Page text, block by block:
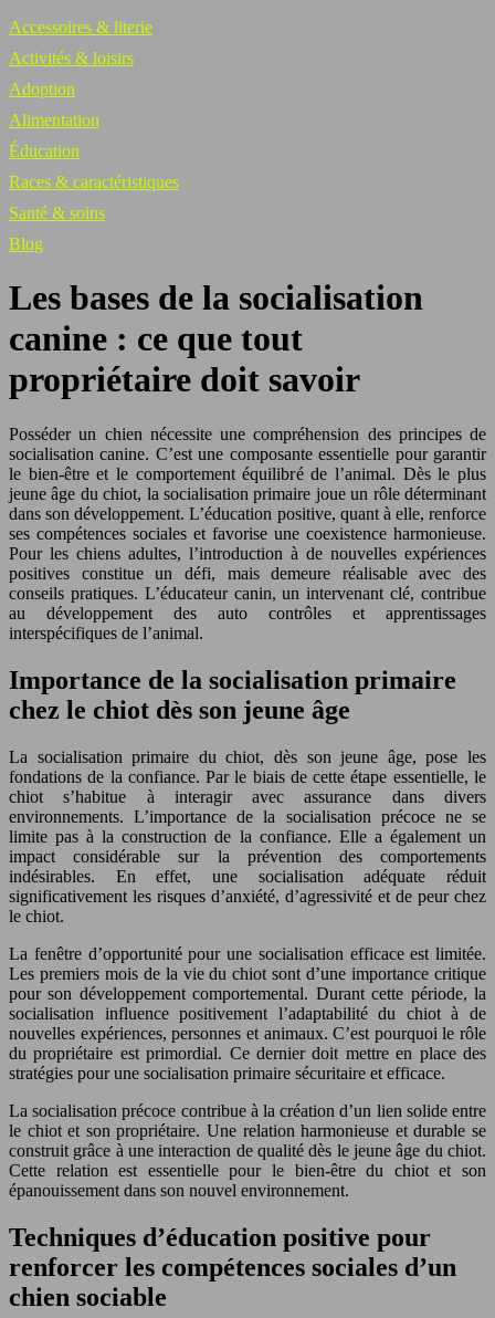
Accessoires & literie
Activités & loisirs
Adoption
Alimentation
Éducation
Races & caractéristiques
Santé & soins
Blog
Les bases de la socialisation
canine : ce que tout
propriétaire doit savoir
Posséder un chien nécessite une compréhension des principes de
socialisation canine. C’est une composante essentielle pour garantir
le bien-être et le comportement équilibré de l’animal. Dès le plus
jeune âge du chiot, la socialisation primaire joue un rôle déterminant
dans son développement. L’éducation positive, quant à elle, renforce
ses compétences sociales et favorise une coexistence harmonieuse.
Pour les chiens adultes, l’introduction à de nouvelles expériences
positives constitue un défi, mais demeure réalisable avec des
conseils pratiques. L’éducateur canin, un intervenant clé, contribue
au développement des auto contrôles et apprentissages
interspécifiques de l’animal.
Importance de la socialisation primaire
chez le chiot dès son jeune âge
La socialisation primaire du chiot, dès son jeune âge, pose les
fondations de la confiance. Par le biais de cette étape essentielle, le
chiot s’habitue à interagir avec assurance dans divers
environnements. L’importance de la socialisation précoce ne se
limite pas à la construction de la confiance. Elle a également un
impact considérable sur la prévention des comportements
indésirables. En effet, une socialisation adéquate réduit
significativement les risques d’anxiété, d’agressivité et de peur chez
le chiot.
La fenêtre d’opportunité pour une socialisation efficace est limitée.
Les premiers mois de la vie du chiot sont d’une importance critique
pour son développement comportemental. Durant cette période, la
socialisation influence positivement l’adaptabilité du chiot à de
nouvelles expériences, personnes et animaux. C’est pourquoi le rôle
du propriétaire est primordial. Ce dernier doit mettre en place des
stratégies pour une socialisation primaire sécuritaire et efficace.
La socialisation précoce contribue à la création d’un lien solide entre
le chiot et son propriétaire. Une relation harmonieuse et durable se
construit grâce à une interaction de qualité dès le jeune âge du chiot.
Cette relation est essentielle pour le bien-être du chiot et son
épanouissement dans son nouvel environnement.
Techniques d’éducation positive pour
renforcer les compétences sociales d’un
chien sociable